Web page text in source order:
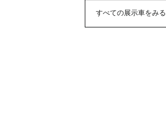
すべての展示車をみる